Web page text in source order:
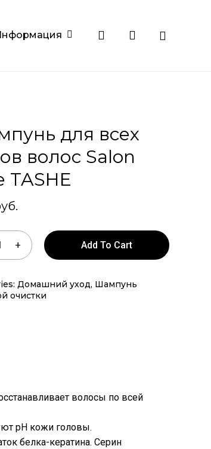
search account
для всех
волос Salon
TASHE
Add To Cart
Домашний уход, Шампунь
очистки
волосы по всей
pН кожи головы.
белка-кератина. Серин